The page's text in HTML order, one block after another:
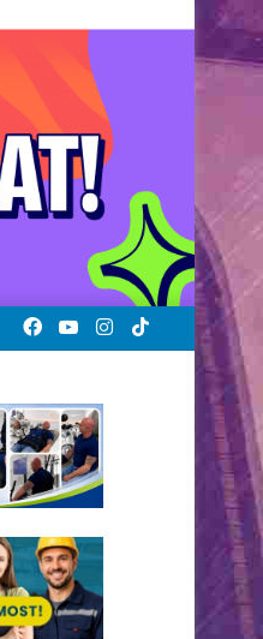
TikTok
Instagram
YouTube
Facebook